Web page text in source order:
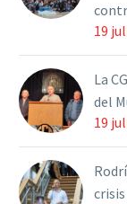
19
La
del
19